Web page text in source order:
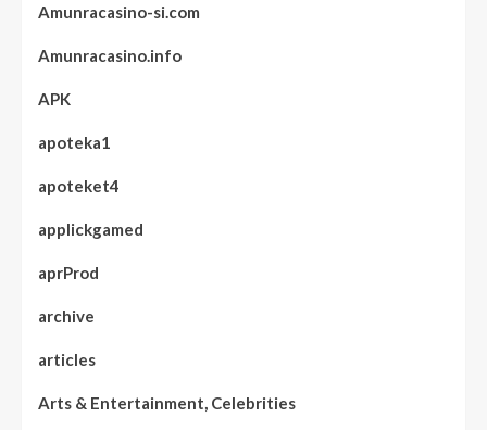
Amunracasino-si.com
Amunracasino.info
APK
apoteka1
apoteket4
applickgamed
aprProd
archive
articles
Arts & Entertainment, Celebrities